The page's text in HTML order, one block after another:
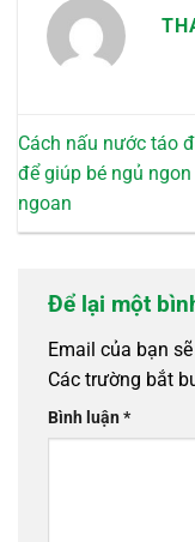
Cách nấu nước táo
để giúp bé ngủ ngon
ngoan
Để lại một
Email của bạn
Các trường bắt
Bình luận*